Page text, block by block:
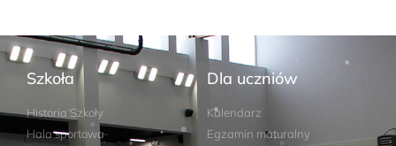
Szkoła
Historia Szkoły
Hala sportowa
Dla uczniów
Kalendarz
Egzamin maturalny